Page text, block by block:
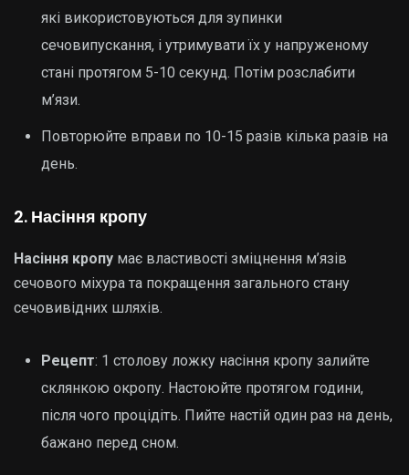
які використовуються для зупинки
сечовипускання, і утримувати їх у напруженому
стані протягом 5-10 секунд. Потім розслабити
м’язи.
Повторюйте вправи по 10-15 разів кілька разів на
день.
2. Насіння кропу
Насіння кропу має властивості зміцнення м’язів
сечового міхура та покращення загального стану
сечовивідних шляхів.
Рецепт: 1 столову ложку насіння кропу залийте
склянкою окропу. Настоюйте протягом години,
після чого процідіть. Пийте настій один раз на день,
бажано перед сном.